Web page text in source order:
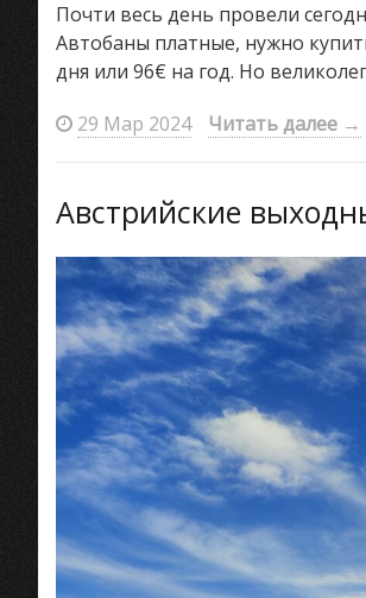
Почти весь день провели
Автобаны платные, нужно
дня или 96€ на год. Но
29 Мар 2024
Читать далее →
Австрийские